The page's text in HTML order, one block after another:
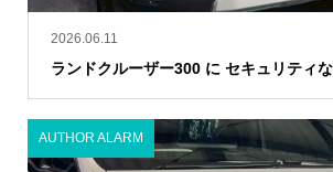
2026.06.11
ランドクルーザー300 に セキュリティ
AUTHOR ALARM